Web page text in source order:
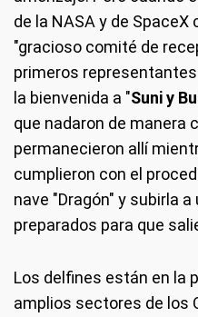
de la NASA y de SpaceX
"gracioso comité de
primeros
la bienvenida a "Suni y
que nadaron de manera
permanecieron allí
cumplieron con el
nave "Dragón" y subirla
preparados para que
Los delfines están en la
amplios sectores de los